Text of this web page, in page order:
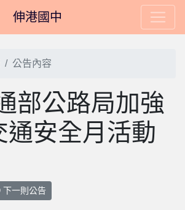
伸港國中
公告內容
部公路局加強
通安全月活動
下一則公告